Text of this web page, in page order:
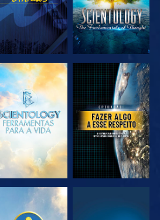
EXPLORAR A
SÉRIE
VER